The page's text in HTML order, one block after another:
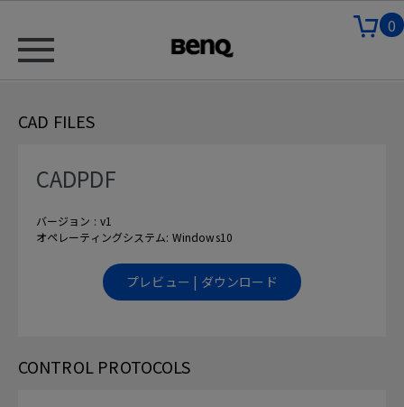
0
CAD FILES
CADPDF
バージョン : v1
オペレーティングシステム: Windows10
プレビュー | ダウンロード
CONTROL PROTOCOLS